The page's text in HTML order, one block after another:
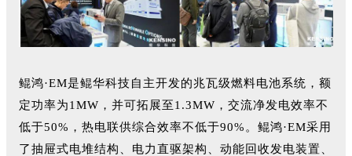
鲲鸿·EM是鲲华科技自主开发的兆瓦级燃料电池系统，额
定功率为1MW，并可拓展至1.3MW，交流净发电效率不
低于50%，热电联供综合效率不低于90%。 鲲鸿·EM采用
了抽屉式电堆结构、电力直驱架构、动能回收发电装置、